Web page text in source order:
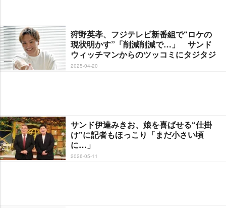
狩野英孝、フジテレビ新番組で“ロケの
現状明かす”「削減削減で…」 サンド
ウィッチマンからのツッコミにタジタジ
2025-04-20
サンド伊達みきお、娘を喜ばせる“仕掛
け”に記者もほっこり「まだ小さい頃
に…」
2026-05-11